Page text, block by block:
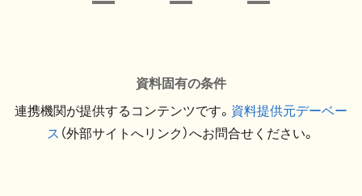
資料固有の条件
連携機関が提供するコンテンツです。 資料提供元デーベー
ス （外部サイトへリンク）へお問合せください。